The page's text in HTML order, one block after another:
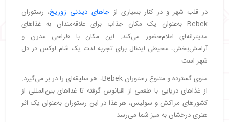
در قلب شهر و در کنار بسیاری از جاهای دیدنی زوریخ، رستوران
Bebek به‌عنوان یک مکان جذاب برای علاقه‌مندان به غذاهای
مدیترانه‌ای اعلام‌حضور می‌کند. این مکان با طراحی مدرن و
آرامش‌بخش، محیطی ایدئال برای تجربه لذت یک شام لوکس در دل
شهر است.
منوی گسترده و متنوع رستوران Bebek، هر سلیقه‌ای را در بر می‌گیرد.
از غذاهای دریایی با طعمی از اقیانوس گرفته تا غذاهای بین‌المللی از
کشورهای مراکش و سوئیس، هر غذا در این رستوران به‌عنوان یک اثر
هنری درخشان به میز شما می‌رسد.